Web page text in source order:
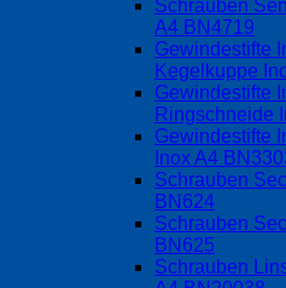
Schrauben
A4 BN4719
Gewindestifte
Kegelkuppe
Gewindestifte
Ringschneide
Gewindestifte
Inox A4
Schrauben
BN624
Schrauben
BN625
Schrauben